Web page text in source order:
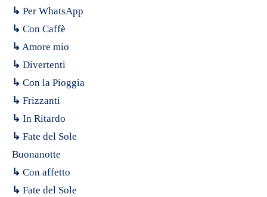
↳ Per WhatsApp
↳ Con Caffè
↳ Amore mio
↳ Divertenti
↳ Con la Pioggia
↳ Frizzanti
↳ In Ritardo
↳ Fate del Sole
Buonanotte
↳ Con affetto
↳ Fate del Sole